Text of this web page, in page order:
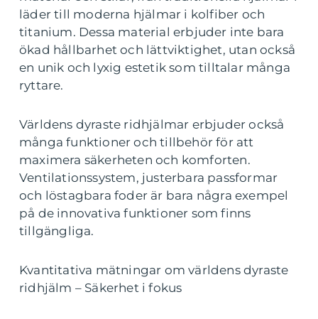
läder till moderna hjälmar i kolfiber och
titanium. Dessa material erbjuder inte bara
ökad hållbarhet och lättviktighet, utan också
en unik och lyxig estetik som tilltalar många
ryttare.
Världens dyraste ridhjälmar erbjuder också
många funktioner och tillbehör för att
maximera säkerheten och komforten.
Ventilationssystem, justerbara passformar
och löstagbara foder är bara några exempel
på de innovativa funktioner som finns
tillgängliga.
Kvantitativa mätningar om världens dyraste
ridhjälm – Säkerhet i fokus